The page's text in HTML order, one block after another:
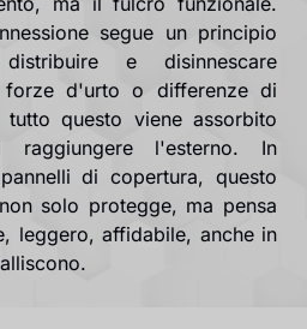
segue un principio
e disinnescare
forze d'urto o differenze di
tutto questo viene assorbito
l'esterno. In
di copertura, questo
solo protegge, ma pensa
leggero, affidabile, anche in